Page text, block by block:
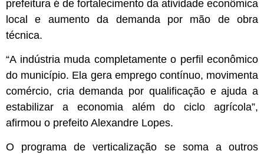
prefeitura é de fortalecimento da atividade econômica
local e aumento da demanda por mão de obra
técnica.
“A indústria muda completamente o perfil econômico
do município. Ela gera emprego contínuo, movimenta
comércio, cria demanda por qualificação e ajuda a
estabilizar a economia além do ciclo agrícola”,
afirmou o prefeito Alexandre Lopes.
O programa de verticalização se soma a outros